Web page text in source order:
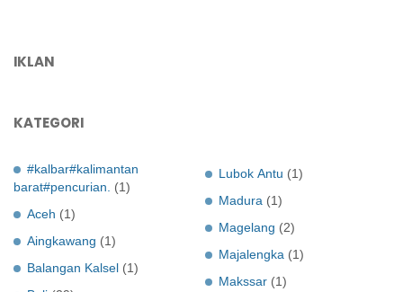
IKLAN
KATEGORI
#kalbar#kalimantan
barat#pencurian.
(1)
Aceh (1)
Aingkawang (1)
Balangan Kalsel (1)
Lubok Antu (1)
Madura (1)
Magelang (2)
Majalengka (1)
Makssar (1)